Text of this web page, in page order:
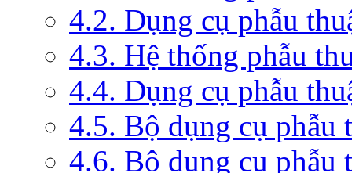
4.2. Dụng cụ phẫu
4.3. Hệ thống phẫu
4.4. Dụng cụ phẫu
4.5. Bộ dụng cụ phẫu
4.6. Bộ dụng cụ phẫu